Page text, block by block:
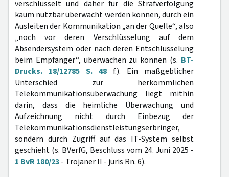
verschlüsselt und daher für die Strafverfolgung
kaum nutzbar überwacht werden können, durch ein
Ausleiten der Kommunikation „an der Quelle“, also
„noch vor deren Verschlüsselung auf dem
Absendersystem oder nach deren Entschlüsselung
beim Empfänger“, überwachen zu können (s. BT-
Drucks. 18/12785 S. 48 f.). Ein maßgeblicher
Unterschied zur herkömmlichen
Telekommunikationsüberwachung liegt mithin
darin, dass die heimliche Überwachung und
Aufzeichnung nicht durch Einbezug der
Telekommunikationsdienstleistungserbringer,
sondern durch Zugriff auf das IT-System selbst
geschieht (s. BVerfG, Beschluss vom 24. Juni 2025 -
1 BvR 180/23- Trojaner II - juris Rn. 6).